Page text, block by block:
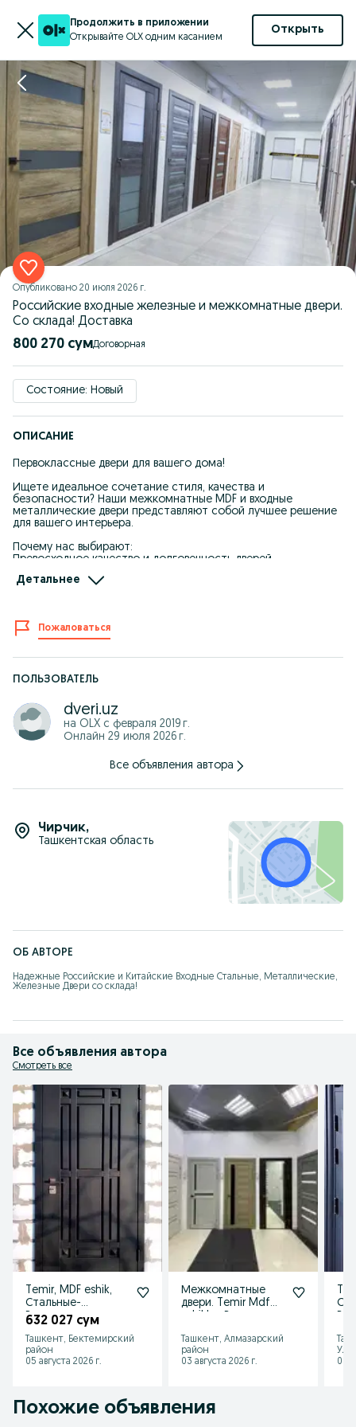
Продолжить в приложении
Открывайте OLX одним касанием
Открыть
Опубликовано 20 июля 2026 г.
Российские входные железные и межкомнатные двери.
Со склада! Доставка
800 270 сум Договорная
Состояние: Новый
ОПИСАНИЕ
Первоклассные двери для вашего дома!
Ищете идеальное сочетание стиля, качества и
безопасности? Наши межкомнатные MDF и входные
металлические двери представляют собой лучшее решение
для вашего интерьера.
Почему нас выбирают:
Превосходное качество и долговечность дверей
удовлетворить ваши требования
Межкомнатные MDF двери:
Современные и элегантные дизайны, подходящие для любого
интерьера
настройке
Входные металлические двери:
Прочные и надежные, обеспечивающие защиту от внешних
угроз
Устойчивые к погодным условиям, гарантирующие
долговечность и надежность
Не упустите возможность обновить ваш дом с нашими
высококачественными дверями. Свяжитесь с нами сегодня и
сделайте первый шаг к созданию идеального интерьера!
Детальнее
Пожаловаться
ПОЛЬЗОВАТЕЛЬ
dveri.uz
на OLX с февраля 2019 г.
Онлайн 29 июля 2026 г.
Все объявления автора
Чирчик,
Ташкентская область
ОБ АВТОРЕ
Надежные Российские и Китайские Входные Стальные, Металлические,
Железные Двери со склада!
Все объявления автора
Смотреть все
Temir, MDF eshik,
Стальные-
Входные-
Железные двери
УСТАНОВКА
632 027 сум
Ташкент, Бектемирский
район
05 августа 2026 г.
Межкомнатные
двери. Temir Mdf
двери.
Ташкент, Алмазарский
район
03 августа 2026 г.
03
Похожие объявления